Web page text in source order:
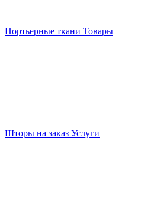
Портьерные ткани Товары
Шторы на заказ Услуги